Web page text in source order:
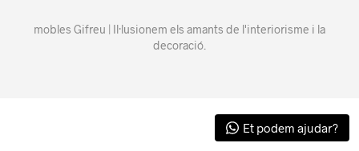
mobles Gifreu | Il·lusionem els amants de l'interiorisme i la
decoració.
Et podem ajudar?